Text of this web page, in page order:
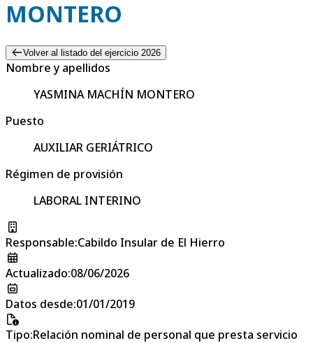
MONTERO
Volver al listado del ejercicio 2026
Nombre y apellidos
YASMINA MACHÍN MONTERO
Puesto
AUXILIAR GERIÁTRICO
Régimen de provisión
LABORAL INTERINO
Responsable:Cabildo Insular de El Hierro
Actualizado:08/06/2026
Datos desde:01/01/2019
Tipo:Relación nominal de personal que presta servicio